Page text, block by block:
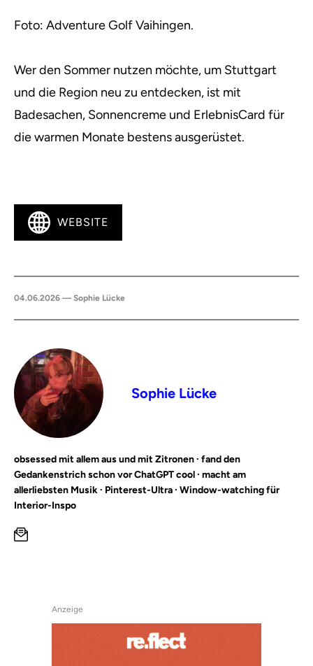
Foto: Adventure Golf Vaihingen.
Wer den Sommer nutzen möchte, um Stuttgart
und die Region neu zu entdecken, ist mit
Badesachen, Sonnencreme und ErlebnisCard für
die warmen Monate bestens ausgerüstet.
WEBSITE
04.06.2026 — Sophie Lücke
Sophie Lücke
obsessed mit allem aus und mit Zitronen · fand den
Gedankenstrich schon vor ChatGPT cool · macht am
allerliebsten Musik · Pinterest-Ultra · Window-watching für
Interior-Inspo
Anzeige